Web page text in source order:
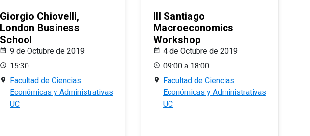
Giorgio Chiovelli,
London Business
School
9 de Octubre de 2019
15:30
Facultad de Ciencias
Económicas y Administrativas
UC
III Santiago
Macroeconomics
Workshop
4 de Octubre de 2019
09:00 a 18:00
Facultad de Ciencias
Económicas y Administrativas
UC